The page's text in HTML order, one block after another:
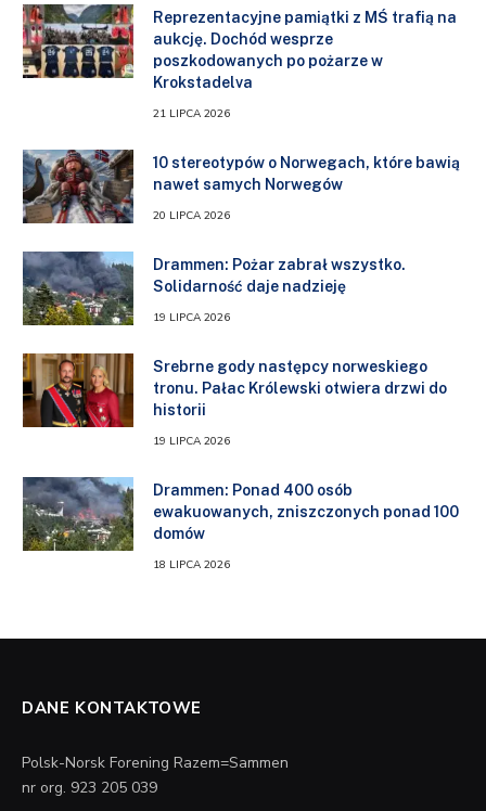
Reprezentacyjne pamiątki z MŚ trafią na
aukcję. Dochód wesprze
poszkodowanych po pożarze w
Krokstadelva
21 LIPCA 2026
10 stereotypów o Norwegach, które bawią
nawet samych Norwegów
20 LIPCA 2026
Drammen: Pożar zabrał wszystko.
Solidarność daje nadzieję
19 LIPCA 2026
Srebrne gody następcy norweskiego
tronu. Pałac Królewski otwiera drzwi do
historii
19 LIPCA 2026
Drammen: Ponad 400 osób
ewakuowanych, zniszczonych ponad 100
domów
18 LIPCA 2026
DANE KONTAKTOWE
Polsk-Norsk Forening Razem=Sammen
nr org. 923 205 039